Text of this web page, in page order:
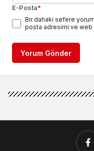
E-Posta*
Bir dahaki sefere yorum
posta adresimi ve web
Yorum Gönder